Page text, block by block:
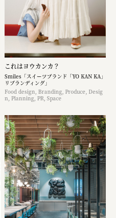
これはヨウカンカ？
Smiles「スイーツブランド「YO KAN KA」
リブランディング」
Food design, Branding, Produce, Desig
n, Planning, PR, Space